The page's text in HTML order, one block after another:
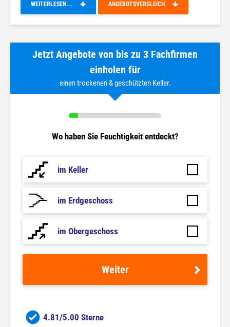
WEITERLESEN... ANGEBOTSVERGLEICH
Jetzt Angebote von bis zu 3 Fachfirmen
einholen für
einen trockenen & geschützten Keller.
Wo haben Sie Feuchtigkeit entdeckt?
im Keller
im Erdgeschoss
im Obergeschoss
Weiter
4.81/5.00 Sterne